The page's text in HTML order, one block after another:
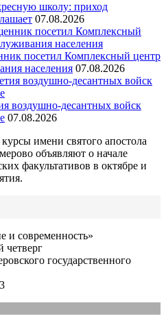
школу: приход
07.08.2026
посетил Комплексный центр
населения 07.08.2026
воздушно-десантных войск
07.08.2026
имени святого апостола
объявляют о начале
факультативов в октябре и
и современность»
четверг
государственного